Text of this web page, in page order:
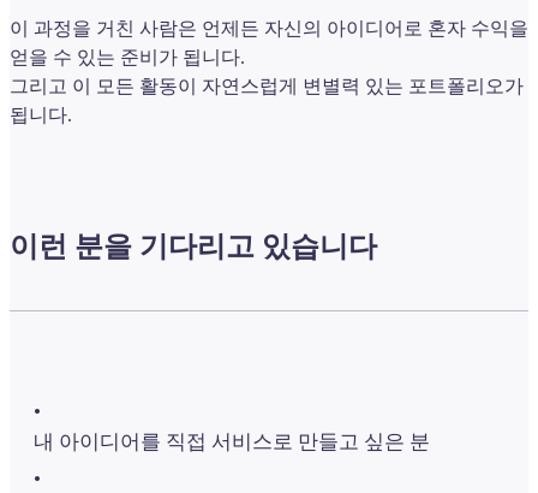
이 과정을 거친 사람은 언제든 자신의 아이디어로 혼자 수익을
얻을 수 있는 준비가 됩니다.
그리고 이 모든 활동이 자연스럽게 변별력 있는 포트폴리오가
됩니다.
이런 분을 기다리고 있습니다
•
내 아이디어를 직접 서비스로 만들고 싶은 분
•